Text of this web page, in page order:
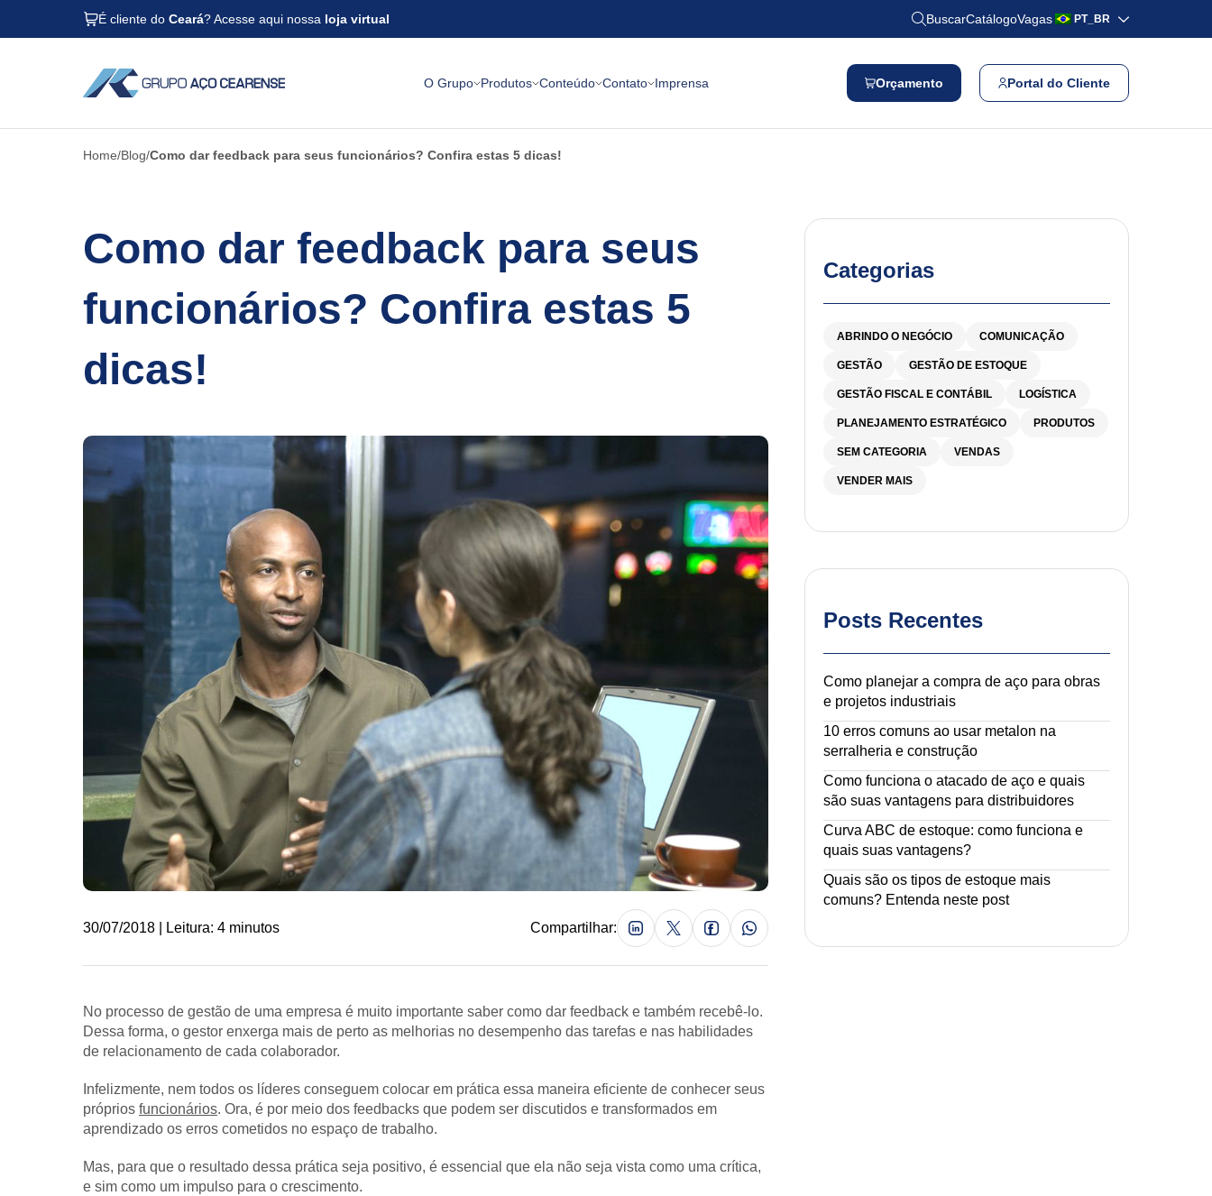
É cliente doCeará? Acesse aqui nossa loja virtual BuscarCatálogoVagas PT_BR
O Grupo Produtos Conteúdo Contato Imprensa Orçamento Portal do Cliente
Home Blog Como dar feedback para seus funcionários? Confira estas 5 dicas!
Como dar feedback para seus
funcionários? Confira estas 5
dicas!
30/07/2018 | Leitura: 4 minutos Compartilhar:
No processo de gestão de uma empresa é muito importante saber como dar feedback e também recebê-lo.
Dessa forma, o gestor enxerga mais de perto as melhorias no desempenho das tarefas e nas habilidades
de relacionamento de cada colaborador.
Infelizmente, nem todos os líderes conseguem colocar em prática essa maneira eficiente de conhecer seus
próprios funcionários. Ora, é por meio dos feedbacks que podem ser discutidos e transformados em
aprendizado os erros cometidos no espaço de trabalho.
Mas, para que o resultado dessa prática seja positivo, é essencial que ela não seja vista como uma crítica,
e sim como um impulso para o crescimento.
Categorias
ABRINDO O NEGÓCIO COMUNICAÇÃO
GESTÃO GESTÃO DE ESTOQUE
GESTÃO FISCAL E CONTÁBIL LOGÍSTICA
PLANEJAMENTO ESTRATÉGICO PRODUTOS
SEM CATEGORIA VENDAS
VENDER MAIS
Posts Recentes
Como planejar a compra de aço para obras
e projetos industriais
10 erros comuns ao usar metalon na
serralheria e construção
Como funciona o atacado de aço e quais
são suas vantagens para distribuidores
Curva ABC de estoque: como funciona e
quais suas vantagens?
Quais são os tipos de estoque mais
comuns? Entenda neste post